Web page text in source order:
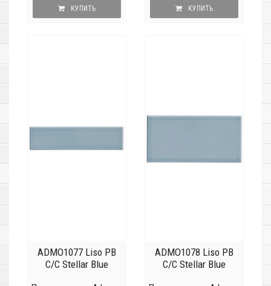
КУПИТЬ КУПИТЬ
ADMO1077 Liso PB
C/C Stellar Blue
ADMO1078 Liso PB
C/C Stellar Blue